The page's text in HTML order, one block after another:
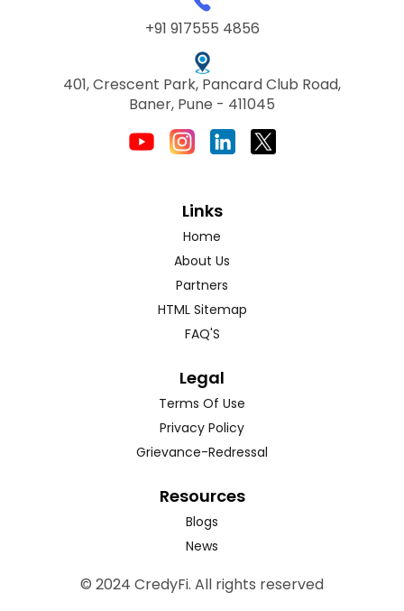
+91 917555 4856
401, Crescent Park, Pancard Club Road,
Baner, Pune - 411045
Links
Home
About Us
Partners
HTML Sitemap
FAQ'S
Legal
Terms Of Use
Privacy Policy
Grievance-Redressal
Resources
Blogs
News
© 2024 CredyFi. All rights reserved